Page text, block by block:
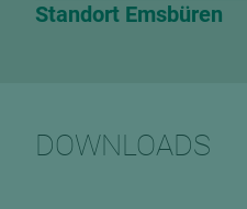
Standort Emsbüren
DOWNLOADS